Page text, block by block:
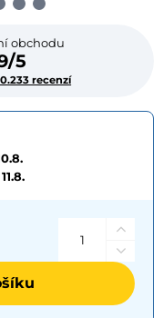
obchodu
5
recenzí
11.8.